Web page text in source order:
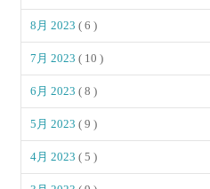
8月 2023( 6 )
7月 2023( 10 )
6月 2023( 8 )
5月 2023( 9 )
4月 2023( 5 )